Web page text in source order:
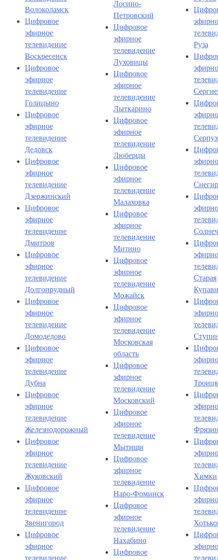
Волоколамск
Цифровое
эфирное
телевидение
Воскресенск
Цифровое
эфирное
телевидение
Голицыно
Цифровое
эфирное
телевидение
Дедовск
Цифровое
эфирное
телевидение
Дзержинский
Цифровое
эфирное
телевидение
Дмитров
Цифровое
эфирное
телевидение
Долгопрудный
Цифровое
эфирное
телевидение
Домодедово
Цифровое
эфирное
телевидение
Дубна
Цифровое
эфирное
телевидение
Железнодорожный
Цифровое
эфирное
телевидение
Жуковский
Цифровое
эфирное
телевидение
Звенигород
Цифровое
эфирное
телевидение
Лосино-
Петровский
Цифровое
эфирное
телевидение
Луховицы
Цифровое
эфирное
телевидение
Лыткарино
Цифровое
эфирное
телевидение
Люберцы
Цифровое
эфирное
телевидение
Малаховка
Цифровое
эфирное
телевидение
Митино
Цифровое
эфирное
телевидение
Можайск
Цифровое
эфирное
телевидение
Московская
область
Цифровое
эфирное
телевидение
Московский
Цифровое
эфирное
телевидение
Мытищи
Цифровое
эфирное
телевидение
Наро-Фоминск
Цифровое
эфирное
телевидение
Нахабино
Цифровое
Руза
Старая
Троицк
Химки